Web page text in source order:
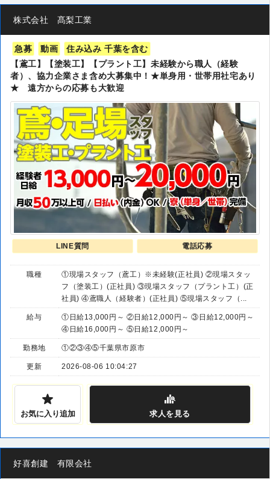
株式会社 髙梨工業
急募 動画
住み込み 千葉を含む
【鳶工】【塗装工】【プラント工】未経験から職人（経験
者）、協力企業さま含め大募集中！★単身用・世帯用社宅あり
★ 遠方からの応募も大歓迎
LINE質問 電話応募
職種
①現場スタッフ（鳶工）※未経験(正社員) ②現場スタッ
フ（塗装工）(正社員) ③現場スタッフ（プラント工）(正
社員) ④鳶職人（経験者）(正社員) ⑤現場スタッフ（...
給与
①日給13,000円～ ②日給12,000円～ ③日給12,000円～
④日給16,000円～ ⑤日給12,000円～
勤務地 ①②③④⑤千葉県市原市
更新 2026-08-06 10:04:27
お気に入り追加 求人を見る
好喜創建 有限会社